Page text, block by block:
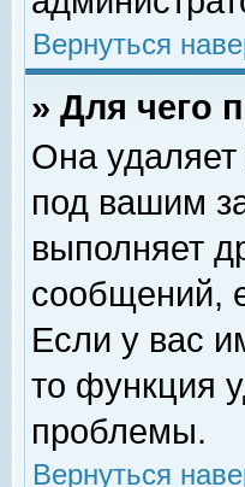
Вернуться
» Для чего
Она
под вашим
выполняет
сообщений,
Если у вас
то функция
проблемы.
Вернуться